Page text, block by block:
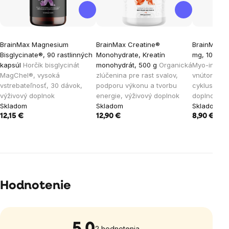
BrainMax Magnesium
Bisglycinate®, 90 rastlinných
kapsúl Horčík bisglycinát
MagChel®, vysoká
vstrebateľnosť, 30 dávok,
výživový doplnok
Skladom
12,15 €
BrainMax Creatine®
Monohydrate, Kreatín
monohydrát, 500 g Organická
zlúčenina pre rast svalov,
podporu výkonu a tvorbu
energie, výživový doplnok
Skladom
12,90 €
BrainMax
mg, 100
Myo-
vnútornú
cyklus,
doplnok
Skladom
8,90 €
Hodnotenie